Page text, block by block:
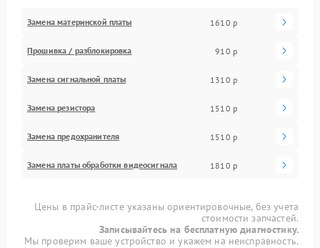
Замена материнской платы 1610 р
Прошивка / разблокировка 910 р
Замена сигнальной платы 1310 р
Замена резистора 1510 р
Замена предохранителя 1510 р
Замена платы обработки видеосигнала 1810 р
Цены в прайс-листе указаны ориентировочные, без учета
стоимости запчастей.
Записывайтесь на бесплатную диагностику.
Мы проверим ваше устройство и укажем на неисправность.